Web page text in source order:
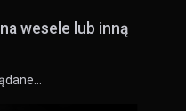
wesele lub inną